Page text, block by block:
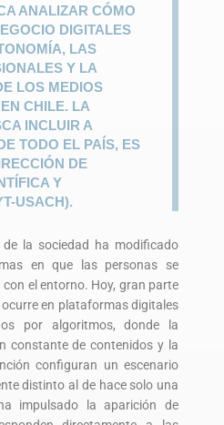
ANALIZAR CÓMO
DIGITALES
LAS
Y LA
LOS MEDIOS
CHILE. LA
INCLUIR A
TODO EL PAÍS, ES
DE
Y
USACH).
la sociedad ha modificado
en que las personas se
el entorno. Hoy, gran parte
en plataformas digitales
por algoritmos, donde la
constante de contenidos y la
configuran un escenario
distinto al de hace solo una
impulsado la aparición de